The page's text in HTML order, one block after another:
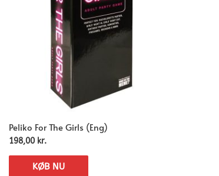
Peliko For The Girls (Eng)
198,00 kr.
KØB NU